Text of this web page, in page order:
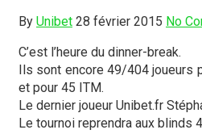
By Unibet 28 février 2015 No
C’est l’heure du dinner-break.
Ils sont encore 49/404 joueurs
et pour 45 ITM.
Le dernier joueur Unibet.fr
Le tournoi reprendra aux blinds